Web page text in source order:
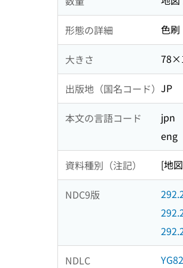
形態の詳細 色刷
大きさ
出版地（国名コード） JP
本文の言語コード
jpn
eng
資料種別（注記） [地
NDC9版
NDLC